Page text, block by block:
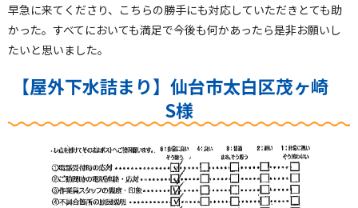
早急に来てくださり、こちらの勝手にも対応していただきとても助
かった。すべてにおいても満足で今後も何かあったら是非お願いし
たいと思いました。
【屋外下水詰まり】仙台市太白区茂ヶ崎
S様